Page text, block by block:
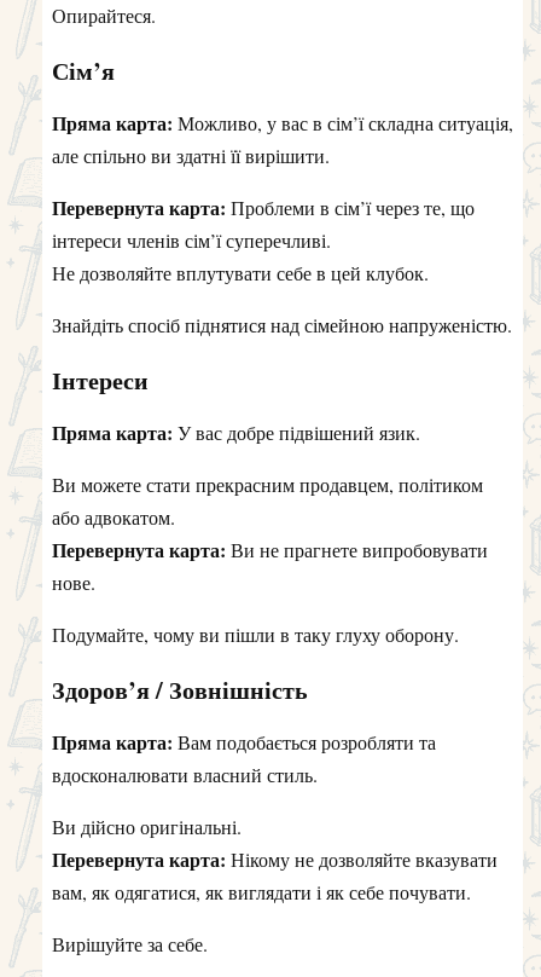
Опирайтеся.
Сім’я
Пряма карта: Можливо, у вас в сім’ї складна ситуація,
але спільно ви здатні її вирішити.
Перевернута карта: Проблеми в сім’ї через те, що
інтереси членів сім’ї суперечливі.
Не дозволяйте вплутувати себе в цей клубок.
Знайдіть спосіб піднятися над сімейною напруженістю.
Інтереси
Пряма карта: У вас добре підвішений язик.
Ви можете стати прекрасним продавцем, політиком
або адвокатом.
Перевернута карта: Ви не прагнете випробовувати
нове.
Подумайте, чому ви пішли в таку глуху оборону.
Здоров’я / Зовнішність
Пряма карта: Вам подобається розробляти та
вдосконалювати власний стиль.
Ви дійсно оригінальні.
Перевернута карта: Нікому не дозволяйте вказувати
вам, як одягатися, як виглядати і як себе почувати.
Вирішуйте за себе.